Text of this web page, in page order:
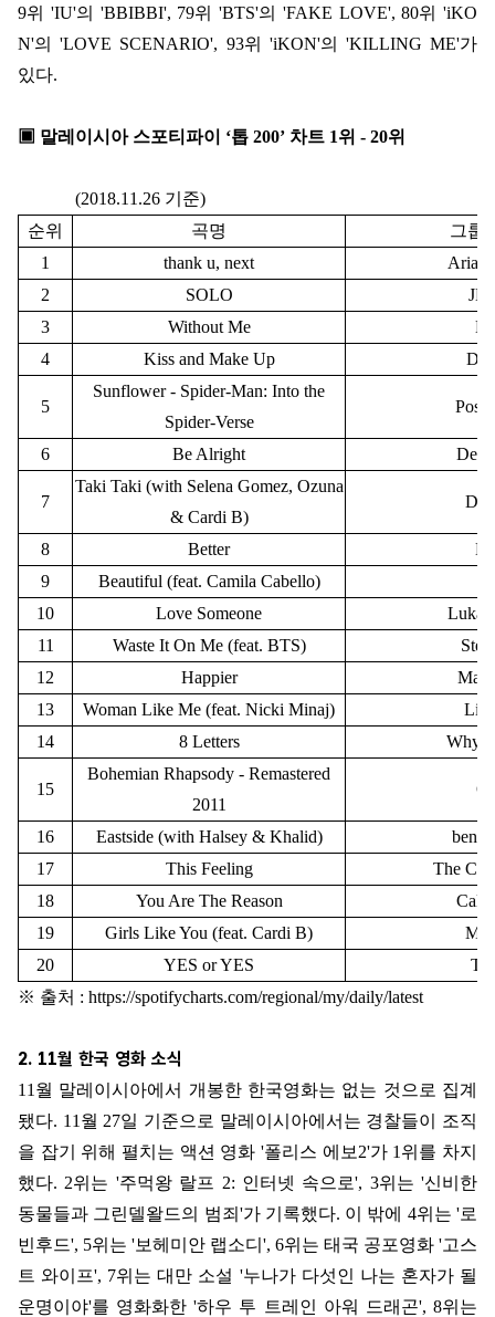
9위 'IU'의 'BBIBBI', 79위 'BTS'의 'FAKE LOVE', 80위 'iKO
N'의'LOVE SCENARIO', 93위 'iKON'의 'KILLING ME'가
있다.
▣ 말레이시아 스포티파이 ‘톱 200’ 차트 1위 - 20위
(2018.11.26 기준)
순위
곡명
그룹
1
thank u, next
2
SOLO
3
Without Me
4
Kiss and Make Up
5
Sunflower - Spider-Man: Into the
Spider-Verse
Post
6 Be Alright
7
Taki Taki (with Selena Gomez, Ozuna
& Cardi B)
DJ
8 Better
9
Beautiful (feat. Camila Cabello)
10
Love Someone
Lukas
11
Waste It On Me (feat. BTS)
12
Happier
13
Woman Like Me (feat. Nicki Minaj)
14
8 Letters Why
15
Bohemian Rhapsody - Remastered
2011
16 Eastside (with Halsey & Khalid)
17
This Feeling
The
18
You Are The Reason
19
Girls Like You (feat. Cardi B)
20
YES or YES
※ 출처 : https://spotifycharts.com/regional/my/daily/latest
2. 11월 한국 영화 소식
11 월 말레이시아에서 개봉한 한국영화는 없는 것으로 집계
됐다. 11 월 27일 기준으로 말레이시아에서는 경찰들이 조직
을 잡기 위해 펼치는 액션 영화 '폴리스 에보 2'가 1 위를 차지
했다. 2위는 '주먹왕 랄프 2: 인터넷 속으로', 3위는 '신비한
동물들과 그린델왈드의 범죄 '가 기록했다. 이 밖에 4위는'로
빈후드', 5위는 '보헤미안 랩소디 ', 6위는 태국 공포영화 '고스
트 와이프', 7위는 대만 소설 '누나가 다섯인 나는 혼자가 될
운명이야'를 영화화한'하우 투 트레인 아워 드래곤', 8위는